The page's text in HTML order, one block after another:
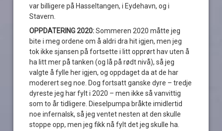
var billigere på Hasseltangen, i Eydehavn, og i
Stavern.
OPPDATERING 2020:Sommeren 2020 måtte jeg
bite i meg ordene om å aldri dra hit igjen, men jeg
tok ikke sjansen på fortsette i litt opprørt hav uten å
ha litt mer på tanken (og lå på rødt nivå), så jeg
valgte å fylle her igjen, og oppdaget da at de har
moderert seg noe. Dog fortsatt ganske dyre – tredje
dyreste jeg har fylt i 2020 – men ikke så vanvittig
som to år tidligere. Dieselpumpa bråkte imidlertid
noe infernalsk, så jeg ventet nesten at den skulle
stoppe opp, men jeg fikk nå fylt det jeg skulle ha.